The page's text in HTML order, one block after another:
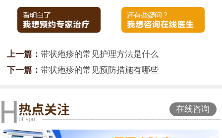
上一篇： 带状疱疹的常见护理方法是什么
下一篇： 带状疱疹的常见预防措施有哪些
在线咨询